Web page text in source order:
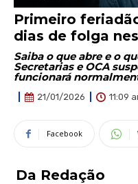
Primeiro
dias de folga
Saiba o que abre e o
Secretarias e OCA
funcionará
21/01/2026 11:09
Facebook
Da Redação